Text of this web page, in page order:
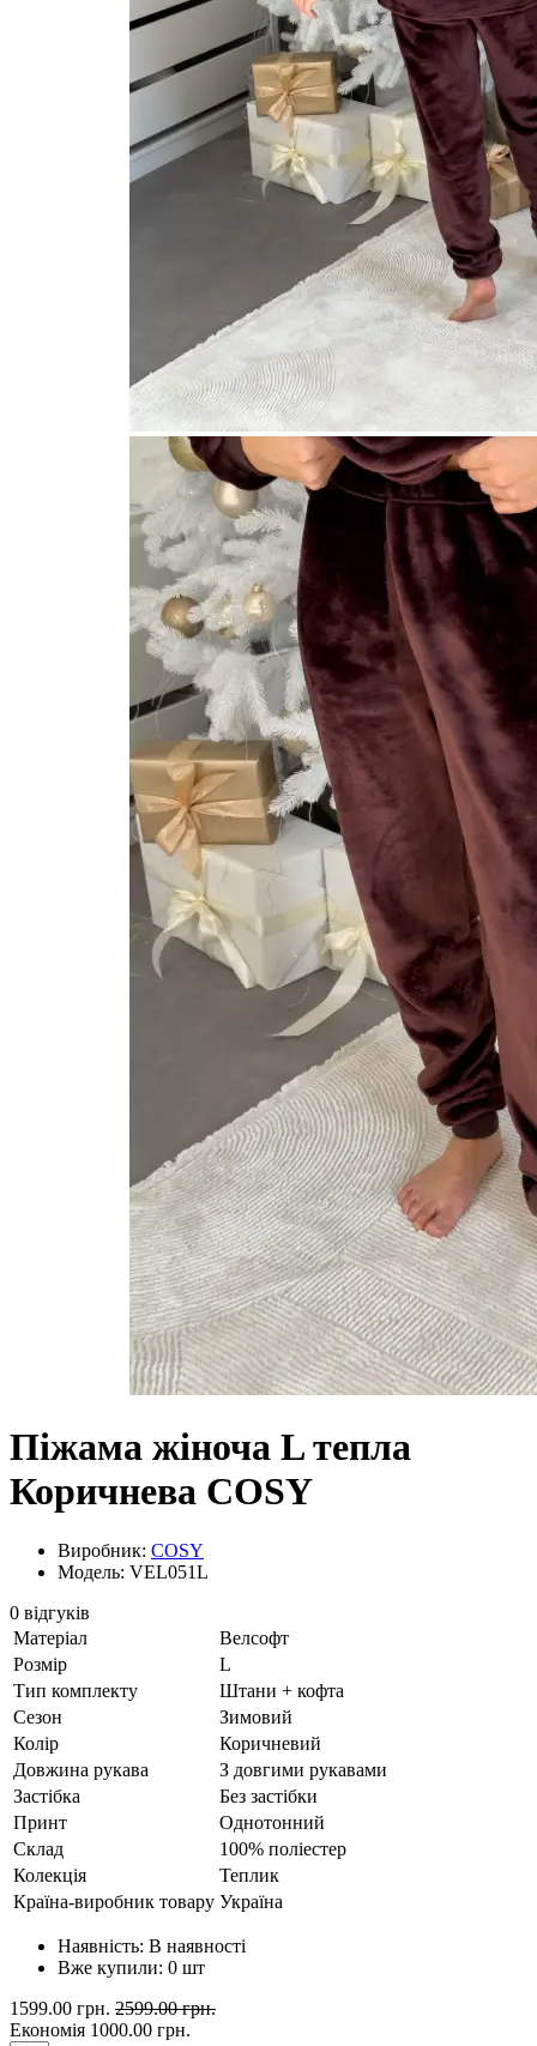
Піжама жіноча L тепла
Коричнева COSY
Виробник: COSY
Модель: VEL051L
0 відгуків
Матеріал
Велсофт
Розмір
L
Тип комплекту
Штани + кофта
Сезон
Зимовий
Колір
Коричневий
Довжина рукава
З довгими рукавами
Застібка
Без застібки
Принт
Однотонний
Склад
100% поліестер
Колекція
Теплик
Країна-виробник товару Україна
Наявність: В наявності
Вже купили: 0 шт
1599.00 грн. 2599.00 грн.
Економія 1000.00 грн.